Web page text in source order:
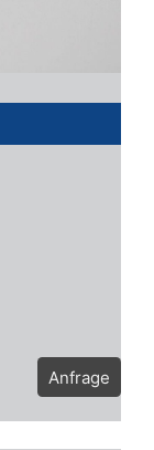
Anfrage